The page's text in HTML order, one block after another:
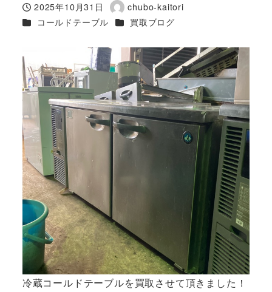
投稿日
2025年10月31日
著
者
chubo-kaitori
カテゴリー
コールドテーブル カテゴリー
買取ブログ
冷蔵コールドテーブルを買取させて頂きました！